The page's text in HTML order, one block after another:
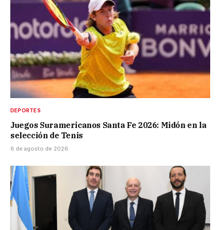
DEPORTES
Juegos Suramericanos Santa Fe 2026: Midón en la
selección de Tenis
6 de agosto de 2026